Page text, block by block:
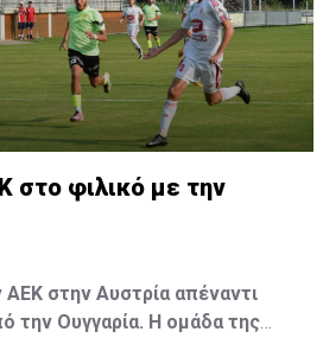
στο φιλικό με την
ΑΕΚ στην Αυστρία απέναντι
την Ουγγαρία. Η ομάδα της